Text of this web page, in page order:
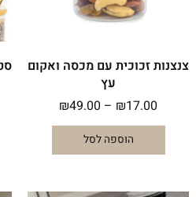
צנצנות זכוכית עם מכסה ואקום
עץ
₪17.00
–
₪49.00
הוספה לסל
האפשרויות
המוצר